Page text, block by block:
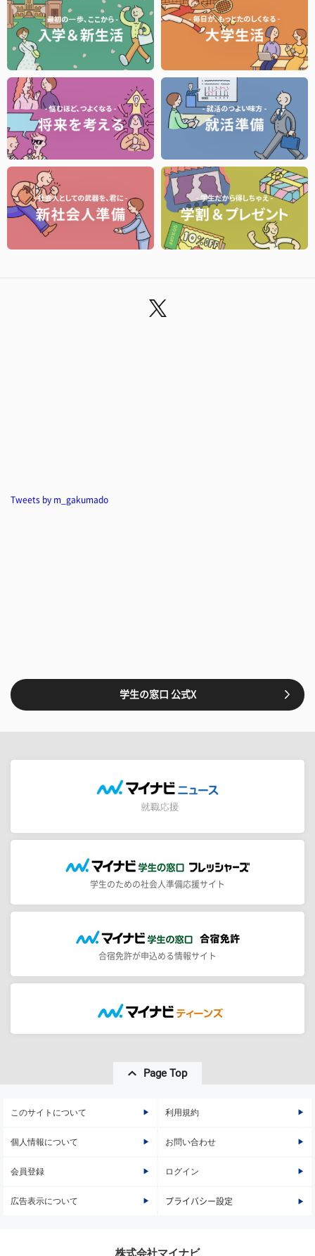
Tweets by m_gakumado
学生の窓口 公式X
学生のための社会人準備応援サイト
合宿免許が申込める情報サイト
Page Top
このサイトについて 利用規約
個人情報について お問い合わせ
会員登録 ログイン
広告表示について プライバシー設定
株式会社マイナビ